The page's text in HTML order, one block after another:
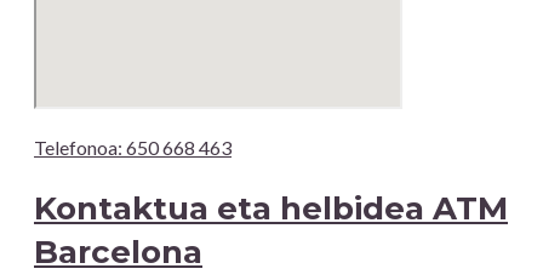
Telefonoa: 650 668 463
Kontaktua eta helbidea ATM
Barcelona